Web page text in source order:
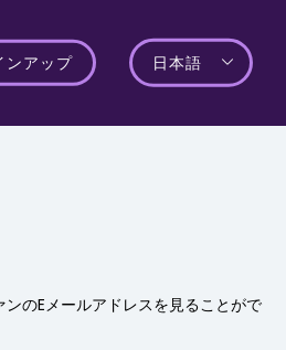
ンアップ 日本語
のEメールアドレスを見ることがで